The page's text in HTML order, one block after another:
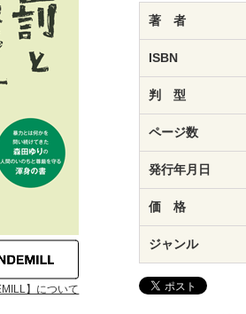
】について
著 者
ISBN
判 型
ページ数
発行年月日
価 格
ジャンル